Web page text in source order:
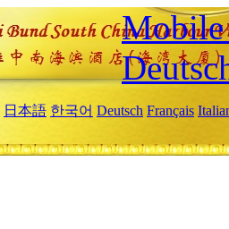
Mobile
日本語 한국어 Deutsch Français